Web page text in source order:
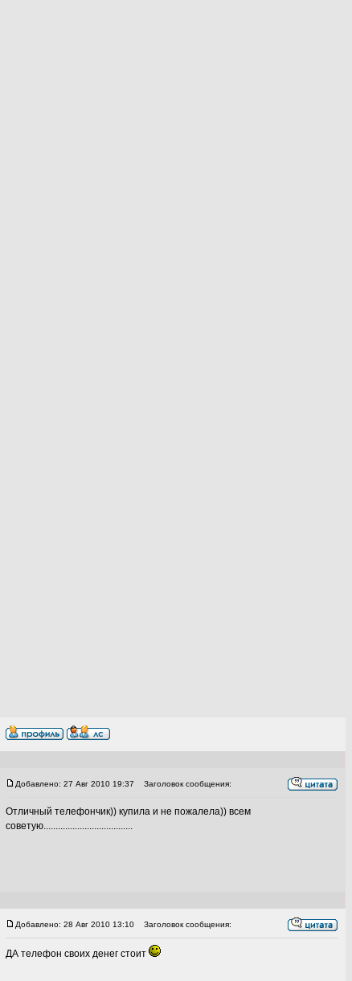
Добавлено: 27 Авг 2010 19:37 Заголовок сообщения:
Отличный телефончик)) купила и не пожалела)) всем
советую.....................................
Добавлено: 28 Авг 2010 13:10 Заголовок сообщения:
ДА телефон своих денег стоит